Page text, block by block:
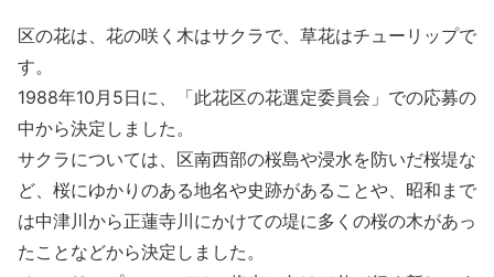
区の花は、花の咲く木はサクラで、草花はチューリップで
す。
1988年10月5日に、「此花区の花選定委員会」での応募の
中から決定しました。
サクラについては、区南西部の桜島や浸水を防いだ桜堤な
ど、桜にゆかりのある地名や史跡があることや、昭和まで
は中津川から正蓮寺川にかけての堤に多くの桜の木があっ
たことなどから決定しました。